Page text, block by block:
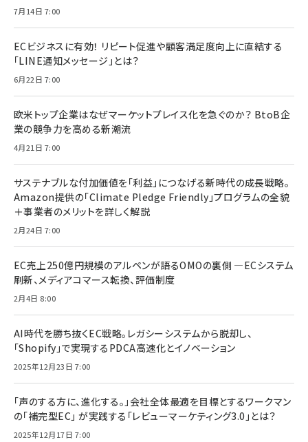
7月14日 7:00
ECビジネスに有効！ リピート促進や顧客満足度向上に直結する
「LINE通知メッセージ」とは？
6月22日 7:00
欧米トップ企業はなぜマーケットプレイス化を急ぐのか？ BtoB企
業の競争力を高める新潮流
4月21日 7:00
サステナブルな付加価値を「利益」につなげる新時代の成長戦略。
Amazon提供の「Climate Pledge Friendly」プログラムの全貌
＋事業者のメリットを詳しく解説
2月24日 7:00
EC売上250億円規模のアルペンが語るOMOの裏側 ―ECシステム
刷新、メディアコマース転換、評価制度
2月4日 8:00
AI時代を勝ち抜くEC戦略。レガシーシステムから脱却し、
「Shopify」で実現するPDCA高速化とイノベーション
2025年12月23日 7:00
「声のする方に、進化する。」会社全体最適を目標とするワークマン
の「補完型EC」 が実践する「レビューマーケティング3.0」とは？
2025年12月17日 7:00